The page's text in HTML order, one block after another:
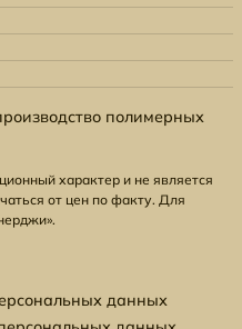
полимерных
характер и не является
от цен по факту. Для
данных